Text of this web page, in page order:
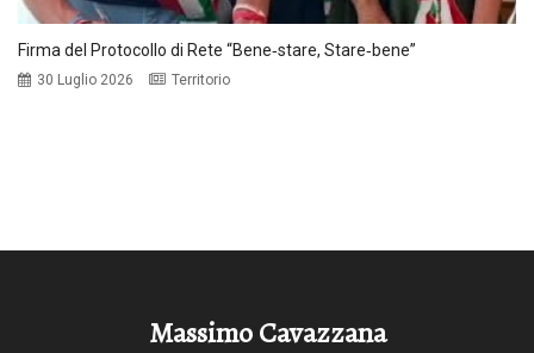
Firma del Protocollo di Rete “Bene‑stare, Stare‑bene”
30 Luglio 2026 Territorio
Massimo Cavazzana